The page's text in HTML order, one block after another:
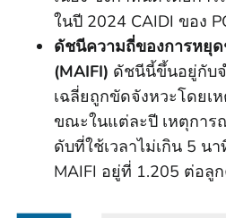
ในปี 2024 CAIDI ของ
ดัชนีความถี่ของการหยุ
(MAIFI) ดัชนีนี้ขึ้นอยู่กับ
เฉลี่ยถูกขัดจังหวะโดย
ขณะในแต่ละปี เหตุกา
ดับที่ใช้เวลาไม่เกิน 5 น
MAIFI อยู่ที่ 1.205 ต่อลู